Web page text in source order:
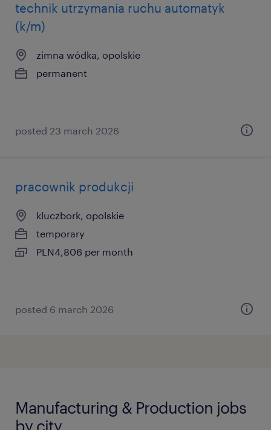
technik utrzymania ruchu automatyk
(k/m)
zimna wódka, opolskie
permanent
posted 23 march 2026
pracownik produkcji
kluczbork, opolskie
temporary
PLN4,806 per month
posted 6 march 2026
Manufacturing & Production jobs
by city